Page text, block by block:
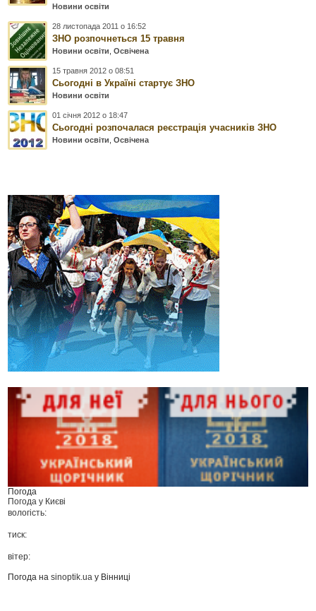
Новини освіти
28 листопада 2011 о 16:52
ЗНО розпочнеться 15 травня
Новини освіти ,Освічена
15 травня 2012 о 08:51
Сьогодні в Україні стартує ЗНО
Новини освіти
01 січня 2012 о 18:47
Сьогодні розпочалася реєстрація учасників ЗНО
Новини освіти ,Освічена
Погода
Погода у Києві
вологість:
тиск:
вітер:
Погода наsinoptik.ua у Вінниці